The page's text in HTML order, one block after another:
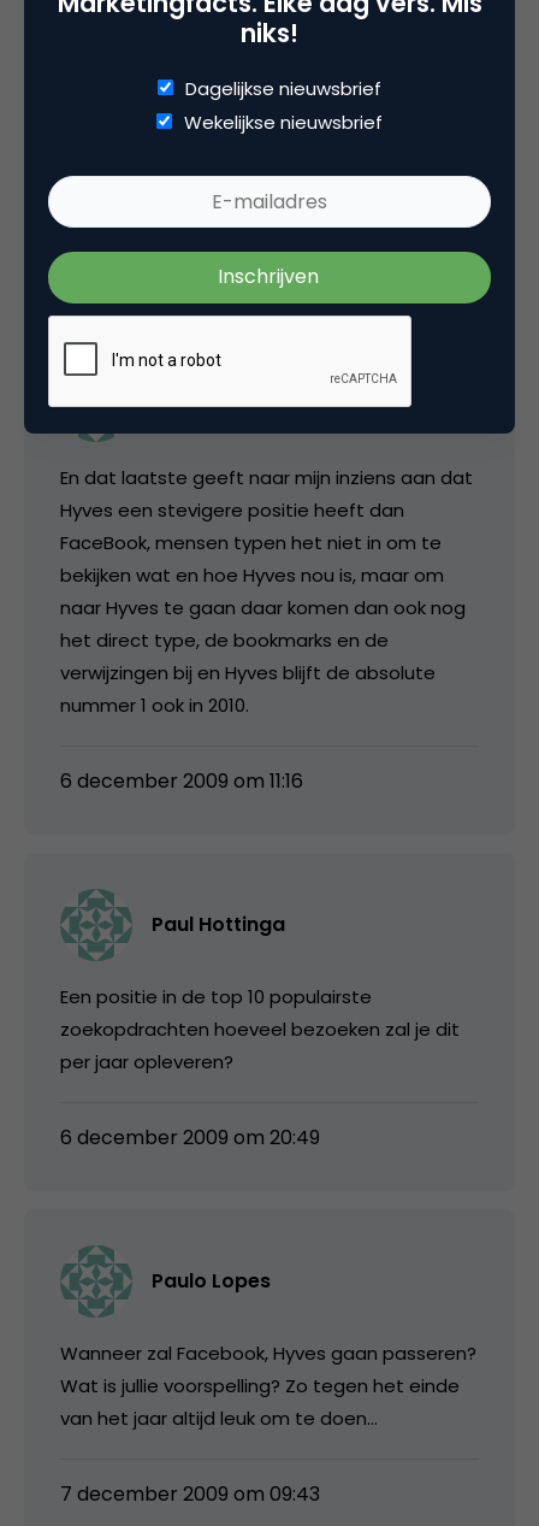
mensen hyves in google intypen! van
facebook snap ik het wel, omdat mensen dat
Ooit gehoord van een browser adresbalk?!!?
6 december 2009 om 11:11
Stef J.
En dat laatste geeft naar mijn inziens aan dat
Hyves een stevigere positie heeft dan
FaceBook, mensen typen het niet in om te
bekijken wat en hoe Hyves nou is, maar om
naar Hyves te gaan daar komen dan ook nog
het direct type, de bookmarks en de
verwijzingen bij en Hyves blijft de absolute
nummer 1 ook in 2010.
6 december 2009 om 11:16
Paul Hottinga
Een positie in de top 10 populairste
zoekopdrachten hoeveel bezoeken zal je dit
per jaar opleveren?
6 december 2009 om 20:49
Paulo Lopes
Wanneer zal Facebook, Hyves gaan passeren?
Wat is jullie voorspelling? Zo tegen het einde
van het jaar altijd leuk om te doen…
7 december 2009 om 09:43
niks!
Dagelijkse nieuwsbrief
Wekelijkse nieuwsbrief